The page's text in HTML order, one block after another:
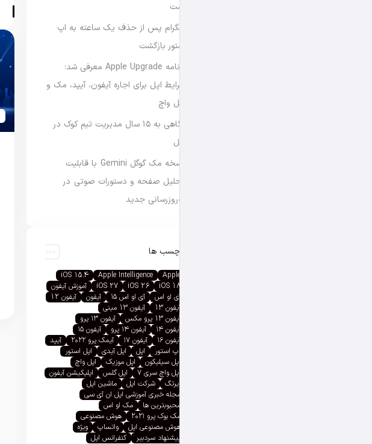
است
تلگرام پس از حذف یک ساعته به اپ
استور بازگشت
برنامه Apple Upgrade معرفی شد؛
شرایط اپل برای اجاره آیفون، آیپد، مک و
اپل واچ
نگاهی به ۱۵ سال مدیریت تیم کوک در
اپل
نسخه مک گوگل Gemini با قابلیت
تحلیل صفحه و دستورات صوتی در
به‌روزرسانی جدید
برچسب ها
Apple
Apple Intelligence
iOS 15.4
iOS 18
iOS 26
iOS 27
آموزش آیفون
آی او اس
آی او اس ۱۵ آیفون
آیفون 12
آیفون 13
آیفون 13 مینی
آیفون 13 پرو مکس
آیفون ۱۳ پرو
آیفون ۱۴
آیفون ۱۴ پرو
آیفون ۱۵
آیفون ۱۶
آیفون ۱۷ آیمک پرو ۲۰۲۲
آیپد
اپ استور
اپل اپل آیدی
اپل استور
اپل سیلیکون
اپل موزیک
اپل واچ
اپل واچ سری ۷
اپل گلس
اپلیکیشن آیفون
ایرتگ
شرکت اپل
ماشین اپل
مجله خبری آموزشی اپل ان آی سی
محبوبترین ها
مک او اس
مک بوک پرو ۲۰۲۱
هوش مصنوعی
هوش مصنوعی اپل
واتساپ
ویژه
پیشنهاد سردبیر
کنفرانس اپل